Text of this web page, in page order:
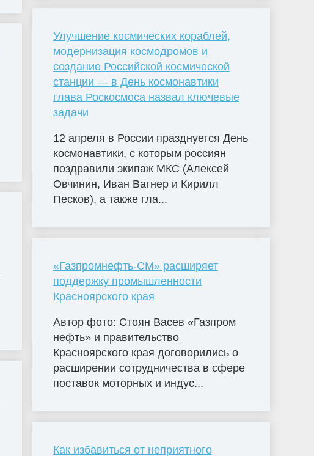
Улучшение космических кораблей,
модернизация космодромов и
создание Российской космической
станции — в День космонавтики
глава Роскосмоса назвал ключевые
задачи
12 апреля в России празднуется День
космонавтики, с которым россиян
поздравили экипаж МКС (Алексей
Овчинин, Иван Вагнер и Кирилл
Песков), а также гла...
«Газпромнефть-СМ» расширяет
поддержку промышленности
Красноярского края
Автор фото: Стоян Васев «Газпром
нефть» и правительство
Красноярского края договорились о
расширении сотрудничества в сфере
поставок моторных и индус...
Как избавиться от неприятного